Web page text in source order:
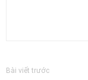
Bài viết trước